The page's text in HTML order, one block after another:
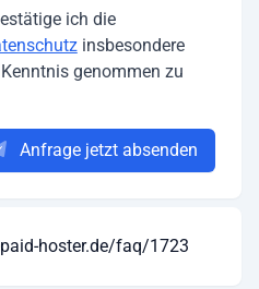
ich die
insbesondere
genommen zu
Anfrage jetzt absenden
hoster.de/faq/1723